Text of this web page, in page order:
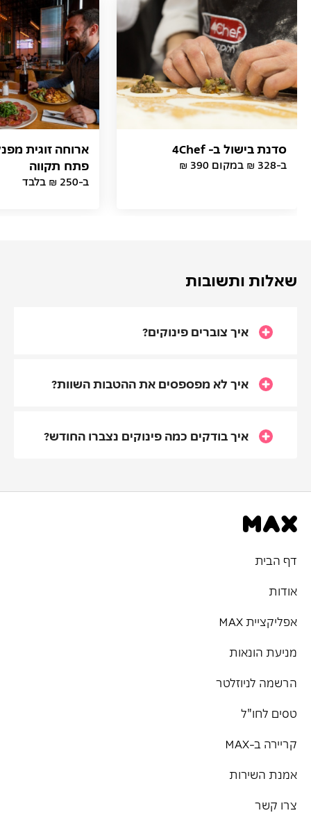
סדנת בישול ב- 4Chef
ב-328 ₪ במקום 390 ₪
ארוחה זוגית
פתח תקווה
ב-250 ₪ בלבד
שאלות ותשובות
איך צוברים פינוקים?
איך לא מפספסים את ההטבות השוות?
איך בודקים כמה פינוקים נצברו החודש?
דף הבית
אודות
אפליקציית MAX
מניעת הונאות
הרשמה לניוזלטר
טסים לחו"ל
קריירה ב-MAX
אמנת השירות
צרו קשר